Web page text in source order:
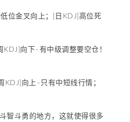
位金叉向上；[日KDJ]高位死
KDJ]向下–有中级调整要空仓！
KDJ]向上–只有中短线行情；
智斗勇的地方，这就使得很多